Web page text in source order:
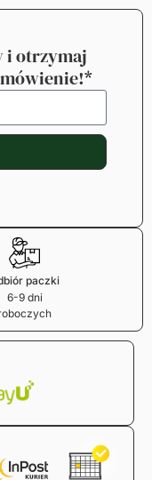
i otrzymaj
paczki
6-9 dni